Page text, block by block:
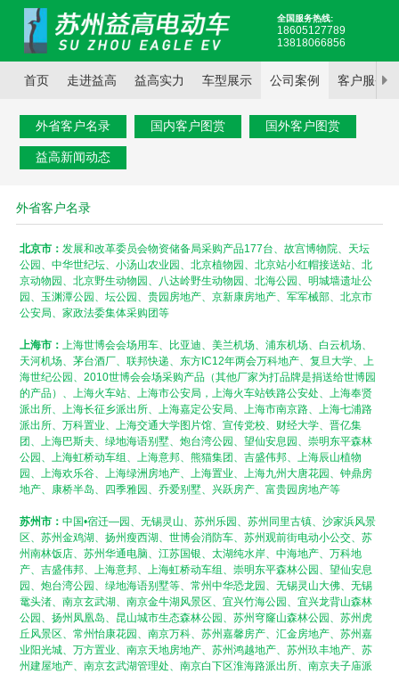
全国服务热线:
18605127789
13818066856
首页 走进益高 益高实力 车型展示 公司案例 客户服务
外省客户名录 国内客户图赏 国外客户图赏
益高新闻动态
外省客户名录
北京市：发展和改革委员会物资储备局采购产品177台、故宫博物院、天坛
公园、中华世纪坛、小汤山农业园、北京植物园、北京站小红帽接送站、北
京动物园、北京野生动物园、八达岭野生动物园、北海公园、明城墙遗址公
园、玉渊潭公园、坛公园、贵园房地产、京新康房地产、军军械部、北京市
公安局、家政法委集体采购团等
上海市：上海世博会会场用车、比亚迪、美兰机场、浦东机场、白云机场、
天河机场、茅台酒厂、联邦快递、东方IC12年两会万科地产、复旦大学、上
海世纪公园、2010世博会会场采购产品（其他厂家为打品牌是捐送给世博园
的产品）、上海火车站、上海市公安局，上海火车站铁路公安处、上海奉贤
派出所、上海长征乡派出所、上海嘉定公安局、上海市南京路、上海七浦路
派出所、万科置业、上海交通大学图片馆、宣传党校、财经大学、晋亿集
团、上海巴斯夫、绿地海语别墅、炮台湾公园、望仙安息园、崇明东平森林
公园、上海虹桥动车组、上海意邦、熊猫集团、吉盛伟邦、上海辰山植物
园、上海欢乐谷、上海绿洲房地产、上海置业、上海九州大唐花园、钟鼎房
地产、康桥半岛、四季雅园、乔爱别墅、兴跃房产、富贵园房地产等
苏州市：中国•宿迁—园、无锡灵山、苏州乐园、苏州同里古镇、沙家浜风景
区、苏州金鸡湖、扬州瘦西湖、世博会消防车、苏州观前街电动小公交、苏
州南林饭店、苏州华通电脑、江苏国银、太湖纯水岸、中海地产、万科地
产、吉盛伟邦、上海意邦、上海虹桥动车组、崇明东平森林公园、望仙安息
园、炮台湾公园、绿地海语别墅等、常州中华恐龙园、无锡灵山大佛、无锡
鼋头渚、南京玄武湖、南京金牛湖风景区、宜兴竹海公园、宜兴龙背山森林
公园、扬州凤凰岛、昆山城市生态森林公园、苏州穹窿山森林公园、苏州虎
丘风景区、常州怡康花园、南京万科、苏州嘉馨房产、汇金房地产、苏州嘉
业阳光城、万方置业、南京天地房地产、苏州鸿越地产、苏州玖丰地产、苏
州建屋地产、南京玄武湖管理处、南京白下区淮海路派出所、南京夫子庙派